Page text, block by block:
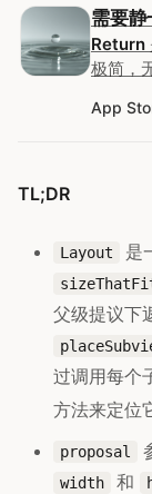
需要静
Return
极简，
App
TL;DR
Layout 是
父级提议下
过调用每个
方法来定位
proposal
width 和